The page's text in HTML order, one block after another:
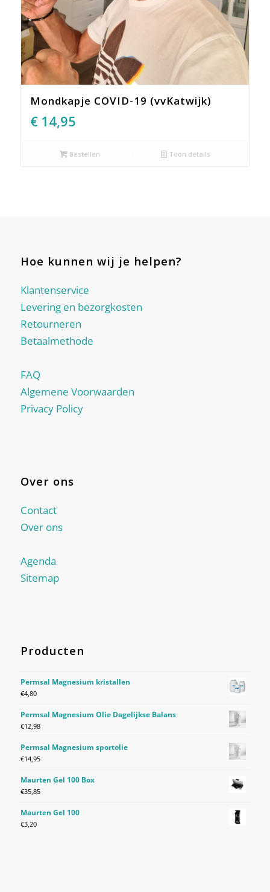
Mondkapje COVID-19 (vvKatwijk)
€ 14,95
Bestellen Toon details
Hoe kunnen wij je helpen?
Klantenservice
Levering en bezorgkosten
Retourneren
Betaalmethode
FAQ
Algemene Voorwaarden
Privacy Policy
Over ons
Contact
Over ons
Agenda
Sitemap
Producten
Permsal Magnesium kristallen
€4,80
Permsal Magnesium Olie Dagelijkse Balans
€12,98
Permsal Magnesium sportolie
€14,95
Maurten Gel 100 Box
€35,85
Maurten Gel 100
€3,20